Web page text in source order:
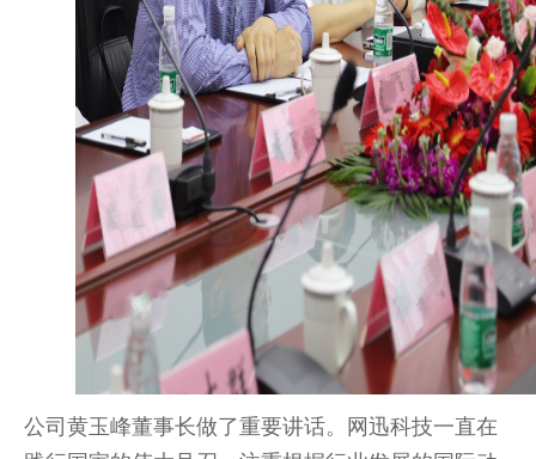
公司黄玉峰董事长做了重要讲话。网迅科技一直在